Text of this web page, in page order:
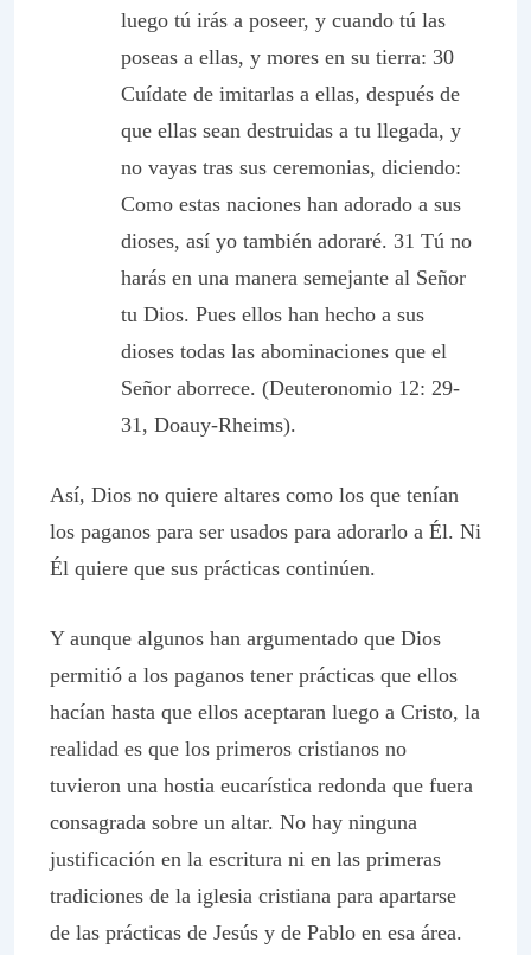
luego tú irás a poseer, y cuando tú las
poseas a ellas, y mores en su tierra: 30
Cuídate de imitarlas a ellas, después de
que ellas sean destruidas a tu llegada, y
no vayas tras sus ceremonias, diciendo:
Como estas naciones han adorado a sus
dioses, así yo también adoraré. 31 Tú no
harás en una manera semejante al Señor
tu Dios. Pues ellos han hecho a sus
dioses todas las abominaciones que el
Señor aborrece. (Deuteronomio 12: 29-
31, Doauy-Rheims).
Así, Dios no quiere altares como los que tenían
los paganos para ser usados para adorarlo a Él. Ni
Él quiere que sus prácticas continúen.
Y aunque algunos han argumentado que Dios
permitió a los paganos tener prácticas que ellos
hacían hasta que ellos aceptaran luego a Cristo, la
realidad es que los primeros cristianos no
tuvieron una hostia eucarística redonda que fuera
consagrada sobre un altar. No hay ninguna
justificación en la escritura ni en las primeras
tradiciones de la iglesia cristiana para apartarse
de las prácticas de Jesús y de Pablo en esa área.